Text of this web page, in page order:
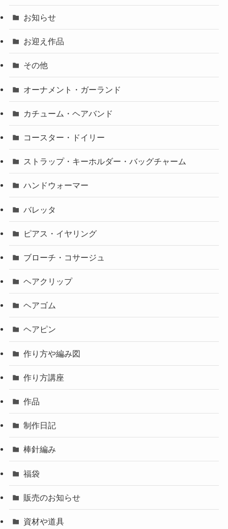
お知らせ
お迎え作品
その他
オーナメント・ガーランド
カチューム・ヘアバンド
コースター・ドイリー
ストラップ・キーホルダー・バッグチャーム
ハンドウォーマー
バレッタ
ピアス・イヤリング
ブローチ・コサージュ
ヘアクリップ
ヘアゴム
ヘアピン
作り方や編み図
作り方講座
作品
制作日記
棒針編み
福袋
販売のお知らせ
資材や道具